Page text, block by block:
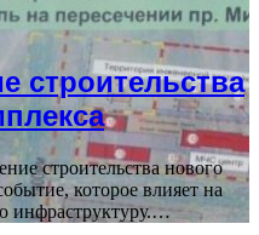
строительства
строительства нового
которое влияет на
инфраструктуру.…